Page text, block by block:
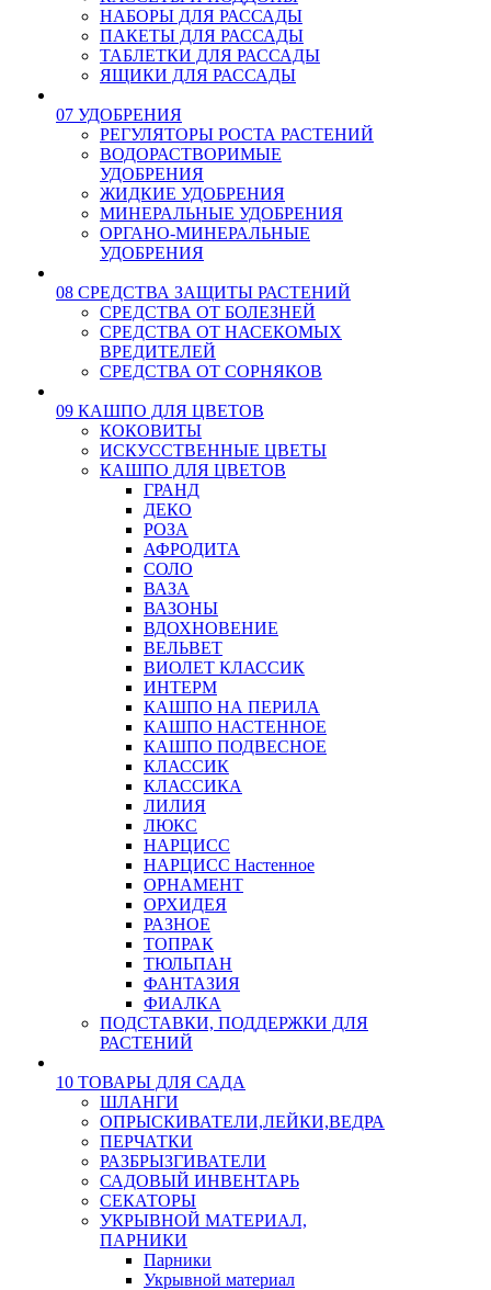
НАБОРЫ ДЛЯ РАССАДЫ
ПАКЕТЫ ДЛЯ РАССАДЫ
ТАБЛЕТКИ ДЛЯ РАССАДЫ
ЯЩИКИ ДЛЯ РАССАДЫ
07 УДОБРЕНИЯ
РЕГУЛЯТОРЫ РОСТА РАСТЕНИЙ
ВОДОРАСТВОРИМЫЕ
УДОБРЕНИЯ
ЖИДКИЕ УДОБРЕНИЯ
МИНЕРАЛЬНЫЕ УДОБРЕНИЯ
ОРГАНО-МИНЕРАЛЬНЫЕ
УДОБРЕНИЯ
08 СРЕДСТВА ЗАЩИТЫ РАСТЕНИЙ
СРЕДСТВА ОТ БОЛЕЗНЕЙ
СРЕДСТВА ОТ НАСЕКОМЫХ
ВРЕДИТЕЛЕЙ
СРЕДСТВА ОТ СОРНЯКОВ
09 КАШПО ДЛЯ ЦВЕТОВ
КОКОВИТЫ
ИСКУССТВЕННЫЕ ЦВЕТЫ
КАШПО ДЛЯ ЦВЕТОВ
ГРАНД
ДЕКО
РОЗА
АФРОДИТА
СОЛО
ВАЗА
ВАЗОНЫ
ВДОХНОВЕНИЕ
ВЕЛЬВЕТ
ВИОЛЕТ КЛАССИК
ИНТЕРМ
КАШПО НА ПЕРИЛА
КАШПО НАСТЕННОЕ
КАШПО ПОДВЕСНОЕ
КЛАССИК
КЛАССИКА
ЛИЛИЯ
ЛЮКС
НАРЦИСС
НАРЦИСС Настенное
ОРНАМЕНТ
ОРХИДЕЯ
РАЗНОЕ
ТОПРАК
ТЮЛЬПАН
ФАНТАЗИЯ
ФИАЛКА
ПОДСТАВКИ, ПОДДЕРЖКИ ДЛЯ
РАСТЕНИЙ
10 ТОВАРЫ ДЛЯ САДА
ШЛАНГИ
ОПРЫСКИВАТЕЛИ,ЛЕЙКИ,ВЕДРА
ПЕРЧАТКИ
РАЗБРЫЗГИВАТЕЛИ
САДОВЫЙ ИНВЕНТАРЬ
СЕКАТОРЫ
УКРЫВНОЙ МАТЕРИАЛ,
ПАРНИКИ
Парники
Укрывной материал